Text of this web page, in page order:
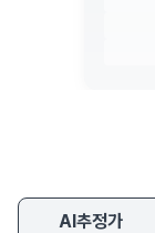
AI추정가